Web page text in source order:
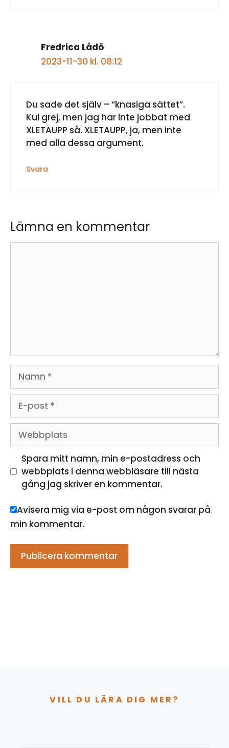
Fredrica Lådö
2023-11-30 kl. 08:12
Du sade det själv – “knasiga sättet”.
Kul grej, men jag har inte jobbat med
XLETAUPP så. XLETAUPP, ja, men inte
med alla dessa argument.
Svara
Lämna en kommentar
Namn
post
Webbplats
Spara mitt namn, min e-postadress och
webbplats i denna webbläsare till nästa
gång jag skriver en kommentar.
Avisera mig via e-post om någon svarar på
min kommentar.
VILL DU LÄRA DIG MER?